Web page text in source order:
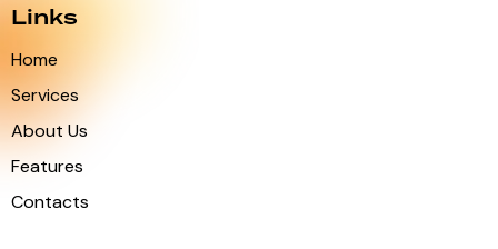
Links
Home
Services
About Us
Features
Contacts